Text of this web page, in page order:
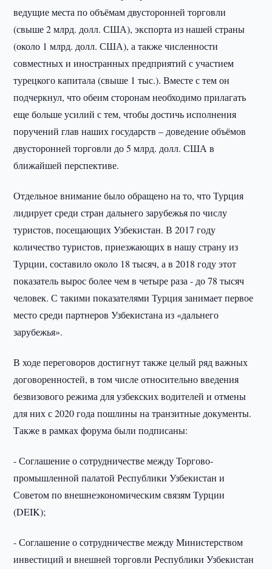
ведущие места по объёмам двусторонней торговли
(свыше 2 млрд. долл. США), экспорта из нашей страны
(около 1 млрд. долл. США), а также численности
совместных и иностранных предприятий с участием
турецкого капитала (свыше 1 тыс.). Вместе с тем он
подчеркнул, что обеим сторонам необходимо прилагать
еще больше усилий с тем, чтобы достичь исполнения
поручений глав наших государств – доведение объёмов
двусторонней торговли до 5 млрд. долл. США в
ближайшей перспективе.
Отдельное внимание было обращено на то, что Турция
лидирует среди стран дальнего зарубежья по числу
туристов, посещающих Узбекистан. В 2017 году
количество туристов, приезжающих в нашу страну из
Турции, составило около 18 тысяч, а в 2018 году этот
показатель вырос более чем в четыре раза - до 78 тысяч
человек. С такими показателями Турция занимает первое
место среди партнеров Узбекистана из «дальнего
зарубежья».
В ходе переговоров достигнут также целый ряд важных
договоренностей, в том числе относительно введения
безвизового режима для узбекских водителей и отмены
для них с 2020 года пошлины на транзитные документы.
Также в рамках форума были подписаны:
- Соглашение о сотрудничестве между Торгово-
промышленной палатой Республики Узбекистан и
Советом по внешнеэкономическим связям Турции
(DEIK);
- Соглашение о сотрудничестве между Министерством
инвестиций и внешней торговли Республики Узбекистан